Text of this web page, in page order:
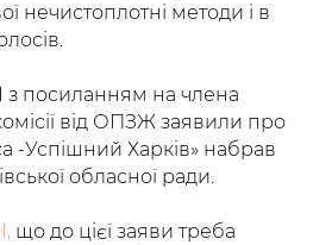
нечистоплотні методи і в
з посиланням на члена
від ОПЗЖ заявили про
-Успішний Харків» набрав
обласної ради.
що до цієї заяви треба